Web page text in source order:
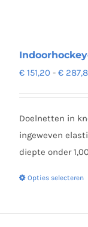
€ 151,20 - €
Doelnetten in
ingeweven
diepte onder
Opties selecteren